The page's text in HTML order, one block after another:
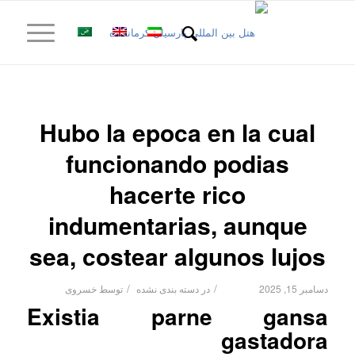
Hubo la epoca en la cual
funcionando podias
hacerte rico
indumentarias, aunque
sea, costear algunos lujos
دسامبر 15, 2025 / در دسته بندی نشده / توسط خسروی
Existia parne gansa
gastadora